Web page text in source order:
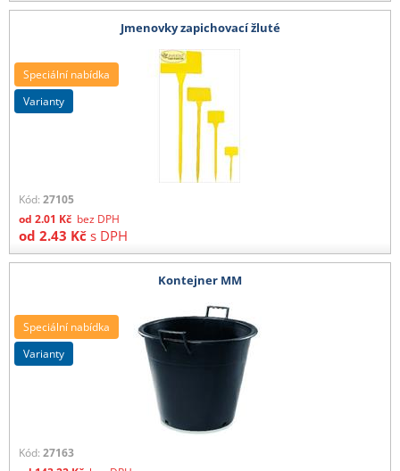
Jmenovky zapichovací žluté
Kód: 27105
od 2.01 Kč bez DPH
od 2.43 Kč s DPH
Speciální nabídka
varianty
Kontejner MM
Kód: 27163
Speciální nabídka
varianty